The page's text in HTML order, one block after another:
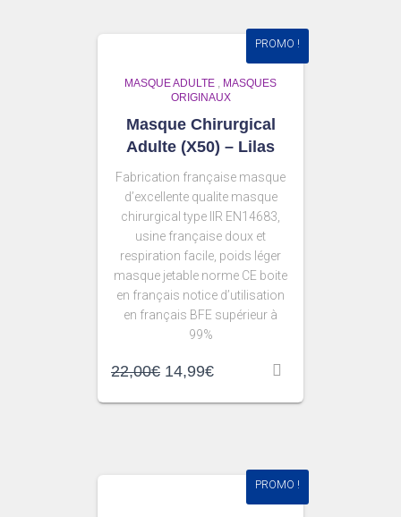
PROMO !
MASQUE ADULTE , MASQUES
ORIGINAUX
Masque Chirurgical
Adulte (X50) – Lilas
Fabrication française masque
d’excellente qualite masque
chirurgical type IIR EN14683,
usine française doux et
respiration facile, poids léger
masque jetable norme CE boite
en français notice d’utilisation
en français BFE supérieur à
99%
22,00€ 14,99€
PROMO !